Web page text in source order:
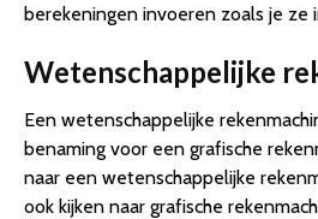
berekeningen invoeren zoals je ze
Wetenschappelijke
Een wetenschappelijke
benaming voor een grafische
naar een wetenschappelijke
ook kijken naar grafische